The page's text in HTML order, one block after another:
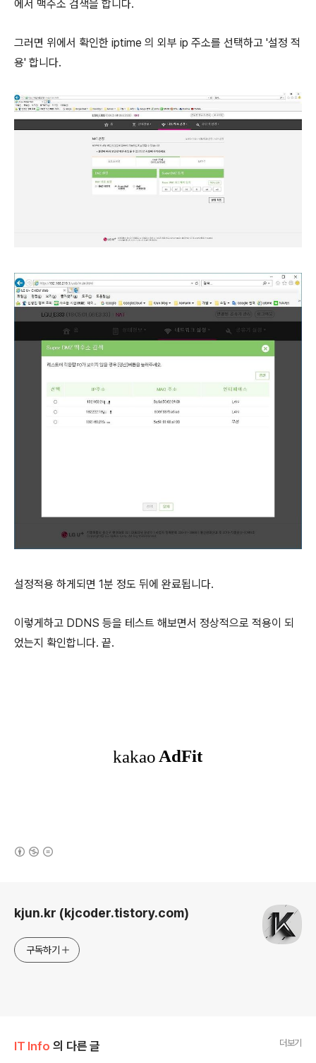
에서 맥주소 검색을 합니다.
그러면 위에서 확인한 iptime 의 외부 ip 주소를 선택하고 '설정 적
용' 합니다.
설정적용 하게되면 1분 정도 뒤에 완료됩니다.
이렇게하고 DDNS 등을 테스트 해보면서 정상적으로 적용이 되
었는지 확인합니다. 끝.
kjun.kr (kjcoder.tistory.com)
구독하기
IT Info 의 다른 글 더보기